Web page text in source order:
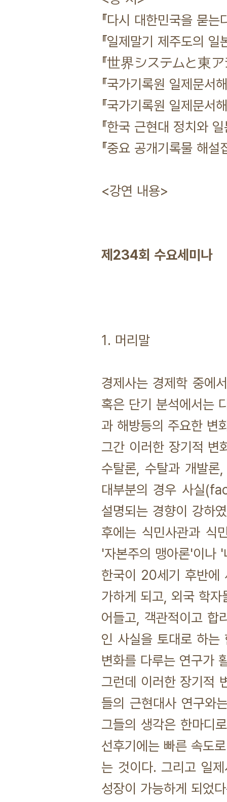
『다시 대한민국을 묻
『일제말기 제주도의
『世界システムと
『국가기록원 일제문
『국가기록원 일제문
『한국 근현대 정치와
『중요 공개기록물 해
<강연 내용>
제234회 수요세미나
1. 머리말
경제사는 경제학 중에
혹은 단기 분석에서는
과 해방등의 주요한 변
그간 이러한 장기적 변
수탈론, 수탈과 개발
대부분의 경우 사실
설명되는 경향이 강하
후에는 식민사관과 식
'자본주의 맹아론'이나
한국이 20세기 후반에
가하게 되고, 외국 학
어들고, 객관적이고 합
인 사실을 토대로 하는
변화를 다루는 연구가
그런데 이러한 장기적
들의 근현대사 연구와
그들의 생각은 한마디
선후기에는 빠른 속도
는 것이다. 그리고 일
성장이 가능하게 되었